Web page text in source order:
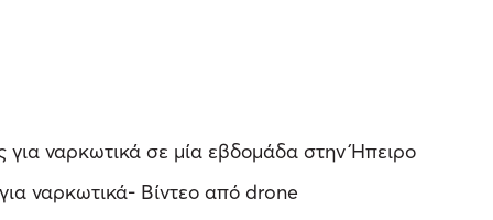
ναρκωτικά σε μία εβδομάδα στην Ήπειρο
ναρκωτικά- Βίντεο από drone